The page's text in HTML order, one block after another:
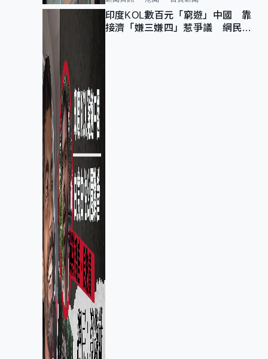
印度KOL數百元「窮遊」中國 靠
接濟「嫌三嫌四」惹爭議 網民：